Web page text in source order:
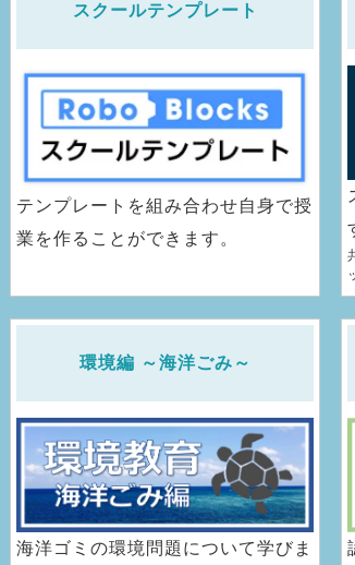
スクールテンプレート
テンプレートを組み合わせ自身で授
業を作ることができます。
環境編 ～海洋ごみ～
海洋ゴミの環境問題について学びま